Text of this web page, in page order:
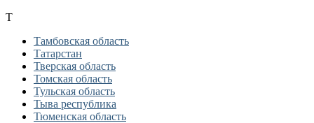
Т
Тамбовская область
Татарстан
Тверская область
Томская область
Тульская область
Тыва республика
Тюменская область